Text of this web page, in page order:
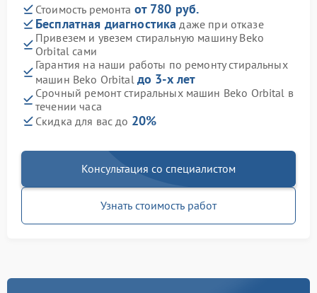
Стоимость ремонта от 780 руб.
Бесплатная диагностика даже при отказе
Привезем и увезем стиральную машину Beko
Orbital сами
Гарантия на наши работы по ремонту стиральных
машин Beko Orbital до 3-х лет
Срочный ремонт стиральных машин Beko Orbital в
течении часа
Скидка для вас до 20%
Консультация со специалистом
Узнать стоимость работ